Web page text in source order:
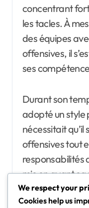
concentrant
les tacles. À
des équipes
offensives, il
ses
Durant son
adopté un style
nécessitait qu’il
offensives tout
responsabilités
mis en avant
d’évoluer.
We respect your
Cookies help us